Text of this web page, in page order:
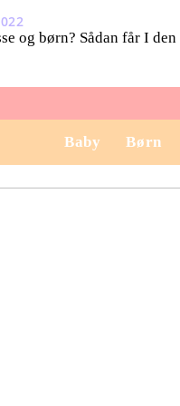
og børn? Sådan får I
Baby Børn